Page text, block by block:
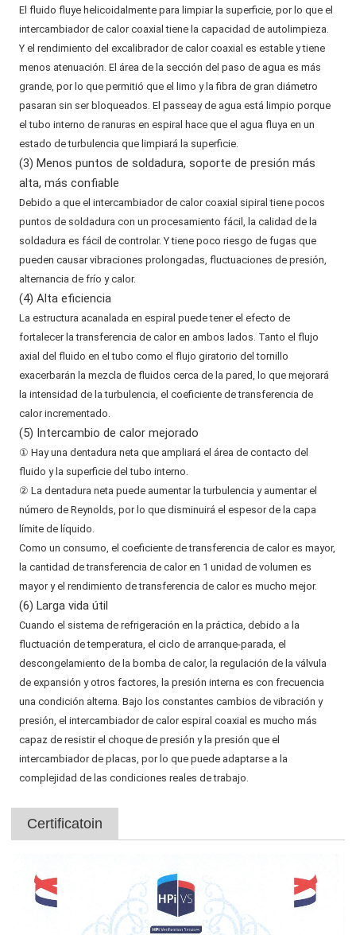
El fluido fluye helicoidalmente para limpiar la superficie, por lo que el
intercambiador de calor coaxial tiene la capacidad de autolimpieza.
Y el rendimiento del excalibrador de calor coaxial es estable y tiene
menos atenuación. El área de la sección del paso de agua es más
grande, por lo que permitió que el limo y la fibra de gran diámetro
pasaran sin ser bloqueados. El passeay de agua está limpio porque
el tubo interno de ranuras en espiral hace que el agua fluya en un
estado de turbulencia que limpiará la superficie.
(3) Menos puntos de soldadura, soporte de presión más
alta, más confiable
Debido a que el intercambiador de calor coaxial sipiral tiene pocos
puntos de soldadura con un procesamiento fácil, la calidad de la
soldadura es fácil de controlar. Y tiene poco riesgo de fugas que
pueden causar vibraciones prolongadas, fluctuaciones de presión,
alternancia de frío y calor.
(4) Alta eficiencia
La estructura acanalada en espiral puede tener el efecto de
fortalecer la transferencia de calor en ambos lados. Tanto el flujo
axial del fluido en el tubo como el flujo giratorio del tornillo
exacerbarán la mezcla de fluidos cerca de la pared, lo que mejorará
la intensidad de la turbulencia, el coeficiente de transferencia de
calor incrementado.
(5) Intercambio de calor mejorado
① Hay una dentadura neta que ampliará el área de contacto del
fluido y la superficie del tubo interno.
② La dentadura neta puede aumentar la turbulencia y aumentar el
número de Reynolds, por lo que disminuirá el espesor de la capa
límite de líquido.
Como un consumo, el coeficiente de transferencia de calor es mayor,
la cantidad de transferencia de calor en 1 unidad de volumen es
mayor y el rendimiento de transferencia de calor es mucho mejor.
(6) Larga vida útil
Cuando el sistema de refrigeración en la práctica, debido a la
fluctuación de temperatura, el ciclo de arranque-parada, el
descongelamiento de la bomba de calor, la regulación de la válvula
de expansión y otros factores, la presión interna es con frecuencia
una condición alterna. Bajo los constantes cambios de vibración y
presión, el intercambiador de calor espiral coaxial es mucho más
capaz de resistir el choque de presión y la presión que el
intercambiador de placas, por lo que puede adaptarse a la
complejidad de las condiciones reales de trabajo.
Certificatoin